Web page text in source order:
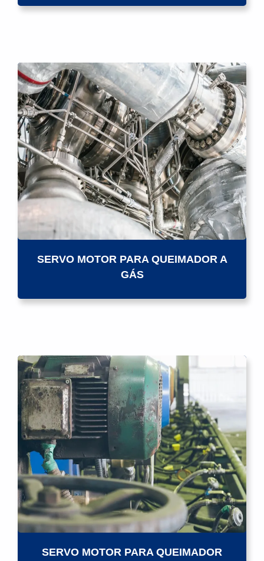
SERVO MOTOR PARA QUEIMADOR A
GÁS
SERVO MOTOR PARA QUEIMADOR